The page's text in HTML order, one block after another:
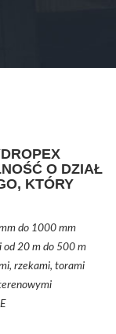
O DZIAŁ
KTÓRY
do 1000 mm
od 20 m do 500 m
rzekami, torami